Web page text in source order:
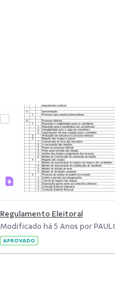
Regulamento Eleitoral
APROVADO